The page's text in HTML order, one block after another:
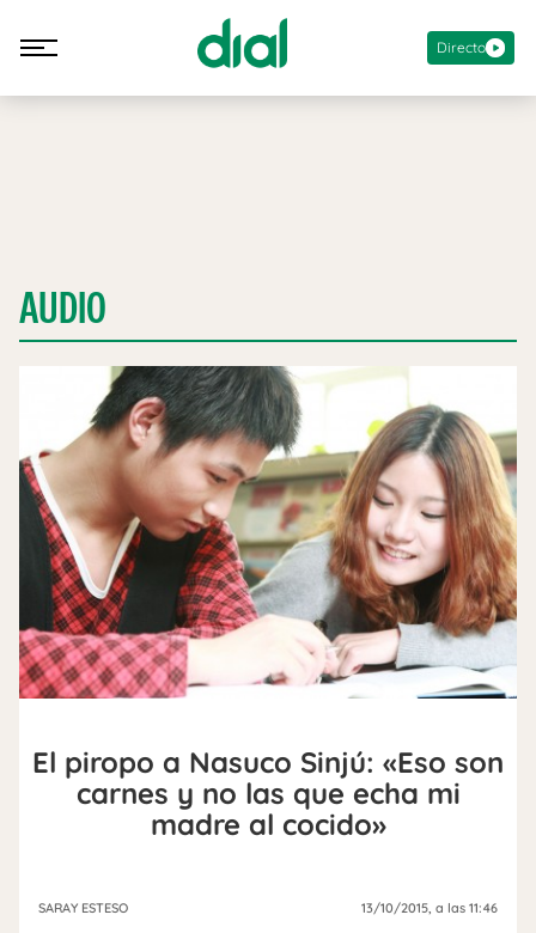
Directo
AUDIO
El piropo a Nasuco Sinjú: «Eso son
carnes y no las que echa mi
madre al cocido»
SARAY ESTESO 13/10/2015 , a las 11:46